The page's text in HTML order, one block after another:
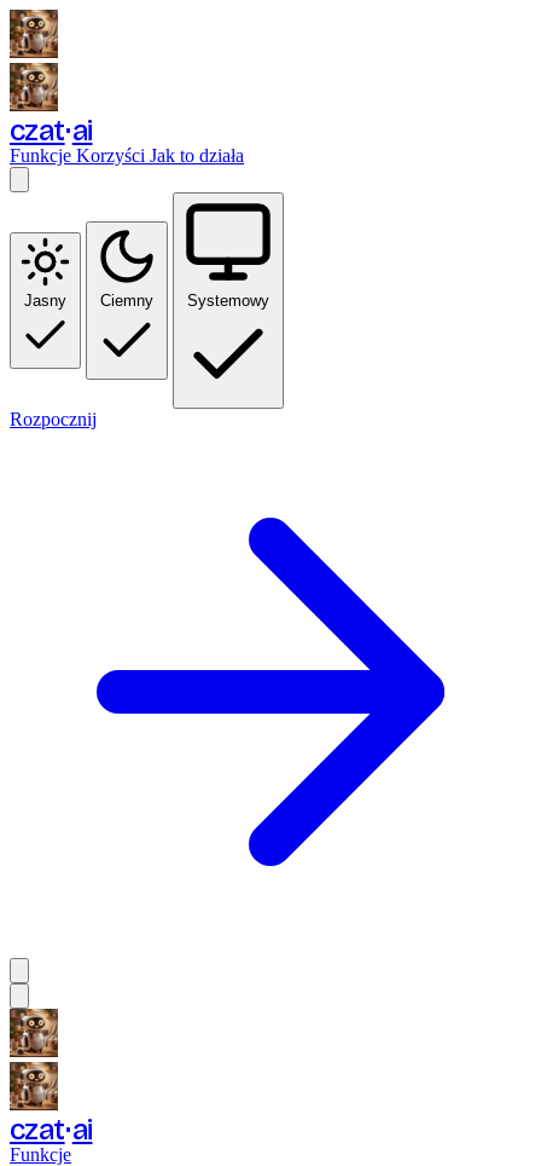
czat ai
Funkcje Korzyści Jak to działa
Jasny Ciemny Systemowy
Rozpocznij
czat ai
Funkcje